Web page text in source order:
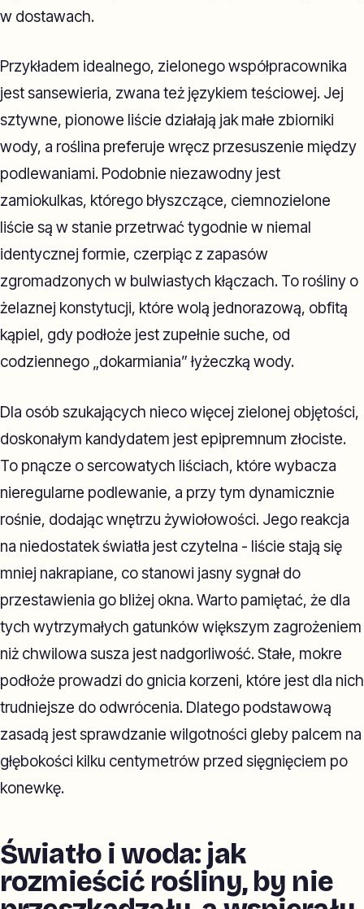
w dostawach.
Przykładem idealnego, zielonego współpracownika
jest sansewieria, zwana też językiem teściowej. Jej
sztywne, pionowe liście działają jak małe zbiorniki
wody, a roślina preferuje wręcz przesuszenie między
podlewaniami. Podobnie niezawodny jest
zamiokulkas, którego błyszczące, ciemnozielone
liście są w stanie przetrwać tygodnie w niemal
identycznej formie, czerpiąc z zapasów
zgromadzonych w bulwiastych kłączach. To rośliny o
żelaznej konstytucji, które wolą jednorazową, obfitą
kąpiel, gdy podłoże jest zupełnie suche, od
codziennego „dokarmiania” łyżeczką wody.
Dla osób szukających nieco więcej zielonej objętości,
doskonałym kandydatem jest epipremnum złociste.
To pnącze o sercowatych liściach, które wybacza
nieregularne podlewanie, a przy tym dynamicznie
rośnie, dodając wnętrzu żywiołowości. Jego reakcja
na niedostatek światła jest czytelna - liście stają się
mniej nakrapiane, co stanowi jasny sygnał do
przestawienia go bliżej okna. Warto pamiętać, że dla
tych wytrzymałych gatunków większym zagrożeniem
niż chwilowa susza jest nadgorliwość. Stałe, mokre
podłoże prowadzi do gnicia korzeni, które jest dla nich
trudniejsze do odwrócenia. Dlatego podstawową
zasadą jest sprawdzanie wilgotności gleby palcem na
głębokości kilku centymetrów przed sięgnięciem po
konewkę.
Światło i woda: jak
rozmieścić rośliny, by nie